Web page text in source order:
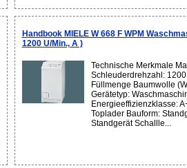
Handbook MIELE W 668 F WPM
1200 U/Min., A )
Technische Merkmale
Schleuderdrehzahl:
Füllmenge Baumwolle
Gerätetyp:
Energieeffizienzklasse:
Toplader Bauform:
Standgerät Schallle...